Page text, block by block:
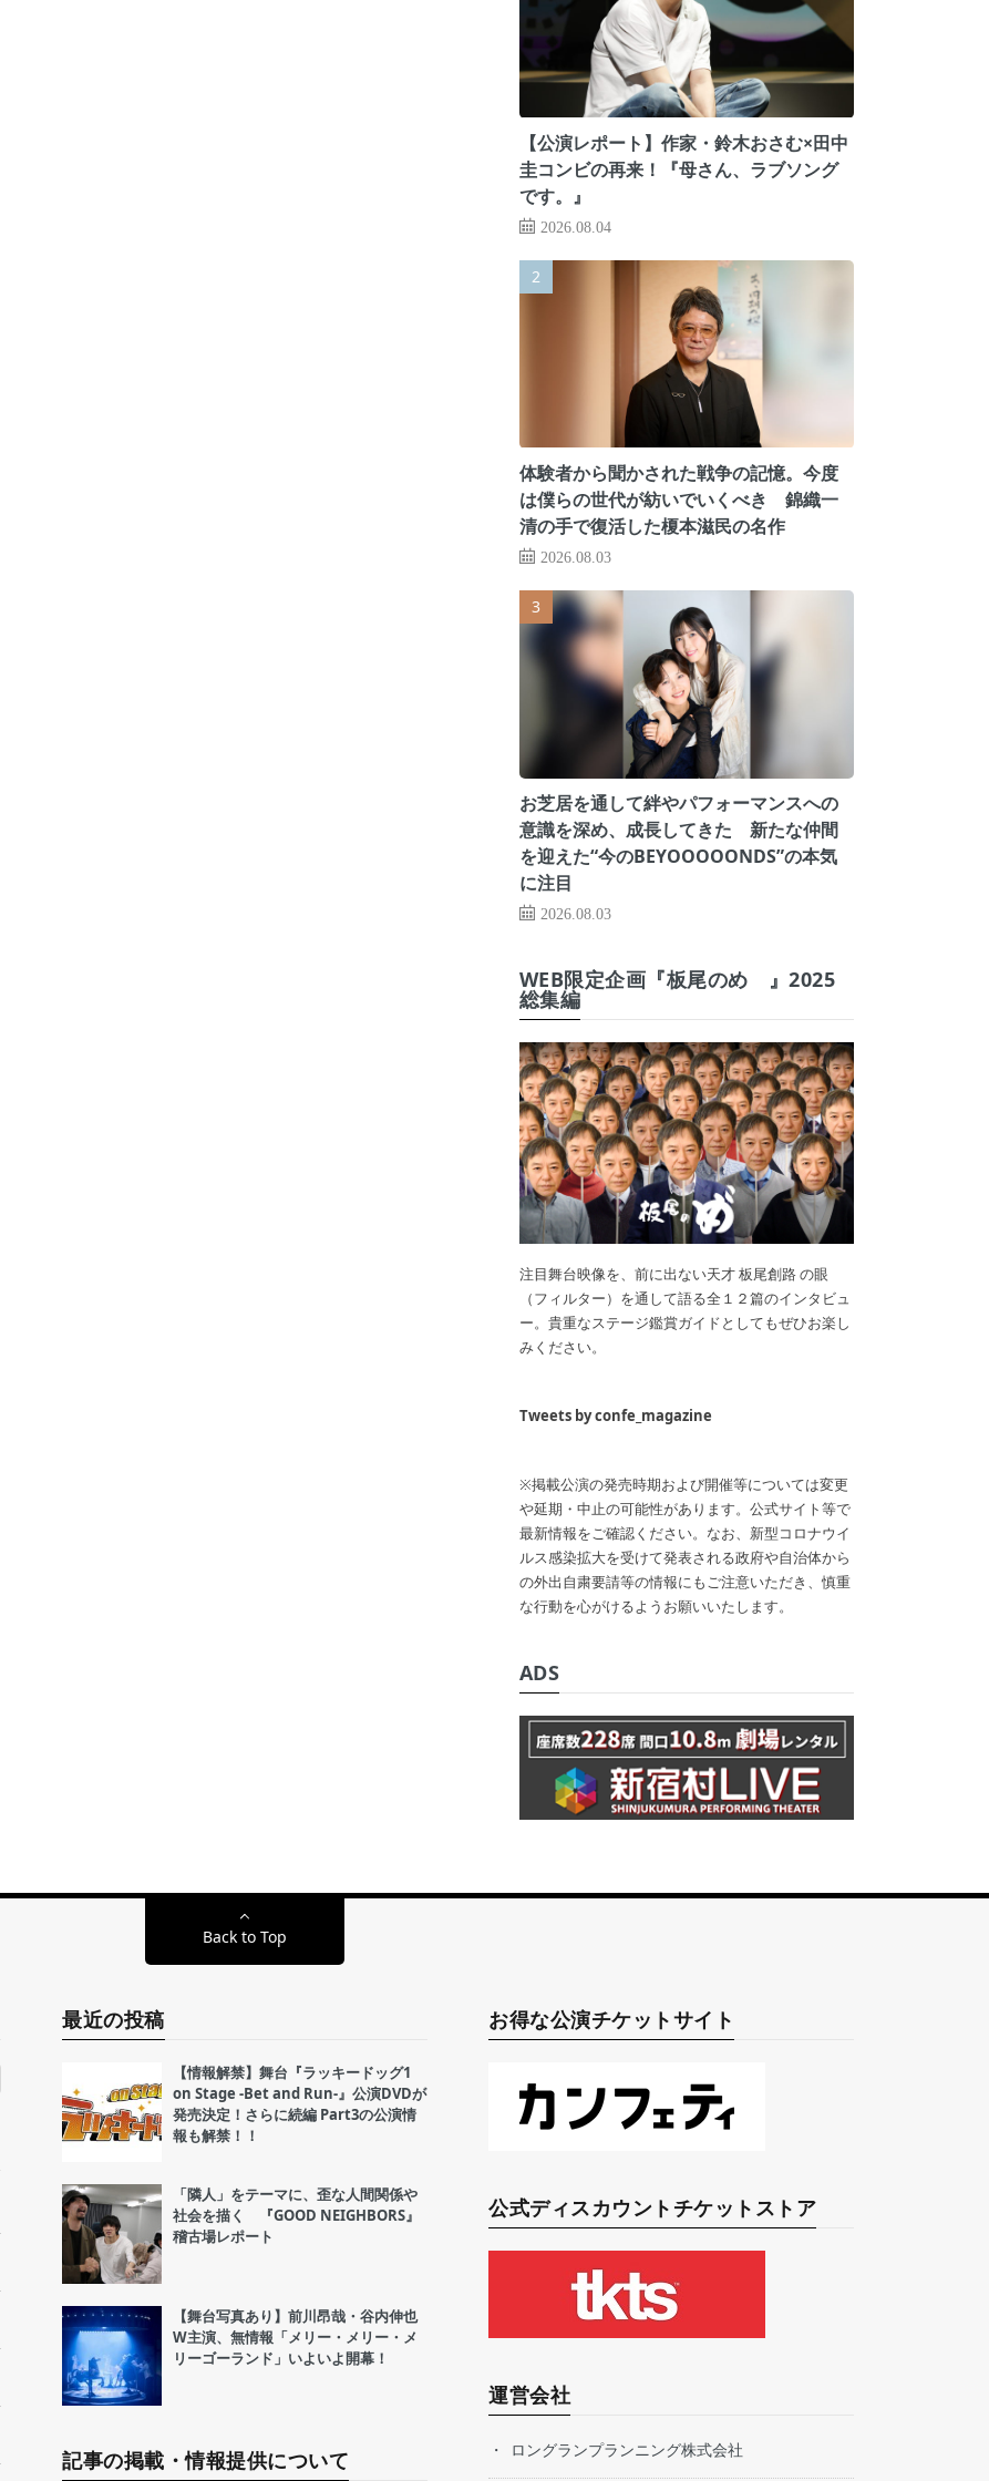
【公演レポート】作家・鈴木おさむ×田中
圭コンビの再来！『母さん、ラブソング
です。』
2026.08.04
体験者から聞かされた戦争の記憶。今度
は僕らの世代が紡いでいくべき 錦織一
清の手で復活した榎本滋民の名作
2026.08.03
お芝居を通して絆やパフォーマンスへの
意識を深め、成長してきた 新たな仲間
を迎えた“今のBEYOOOOONDS”の本気
に注目
2026.08.03
WEB限定企画『板尾のめ゙』2025
総集編
注目舞台映像を、前に出ない天才 板尾創路 の眼
（フィルター）を通して語る全１２篇のインタビュ
ー。貴重なステージ鑑賞ガイドとしてもぜひお楽し
みください。
Tweets by confe_magazine
※掲載公演の発売時期および開催等については変更
や延期・中止の可能性があります。公式サイト等で
最新情報をご確認ください。なお、新型コロナウイ
ルス感染拡大を受けて発表される政府や自治体から
の外出自粛要請等の情報にもご注意いただき、慎重
な行動を心がけるようお願いいたします。
ADS
Back to Top
最近の投稿
【情報解禁】舞台『ラッキードッグ1
on Stage -Bet and Run-』公演DVDが
発売決定！さらに続編 Part3の公演情
報も解禁！！
「隣人」をテーマに、歪な人間関係や
社会を描く 『GOOD NEIGHBORS』
稽古場レポート
【舞台写真あり】前川昂哉・谷内伸也
W主演、無情報「メリー・メリー・メ
リーゴーランド」いよいよ開幕！
記事の掲載・情報提供について
お得な公演チケットサイト
公式ディスカウントチケットストア
運営会社
ロングランプランニング株式会社